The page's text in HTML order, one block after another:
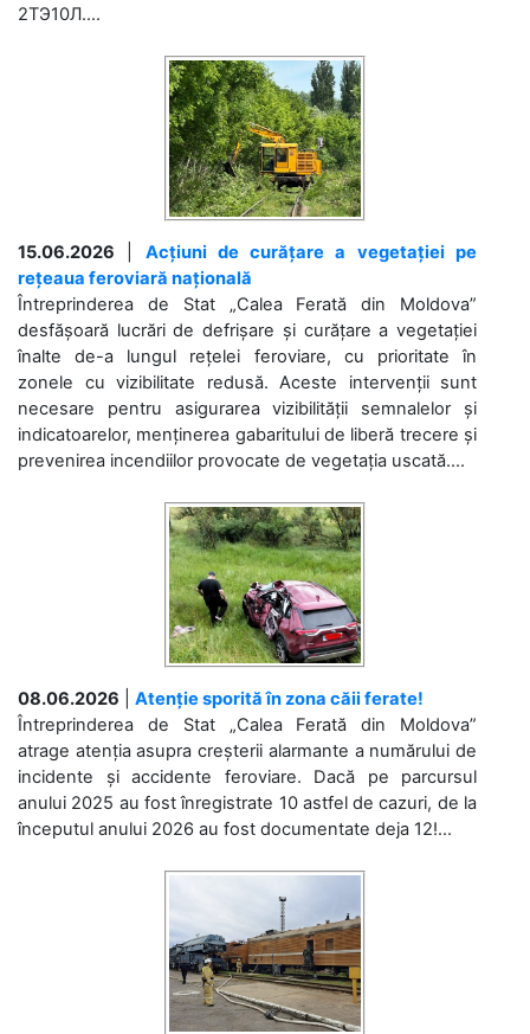
2ТЭ10Л....
15.06.2026
Acțiuni de curățare a vegetației pe
rețeaua feroviară națională
Întreprinderea de Stat „Calea Ferată din Moldova”
desfășoară lucrări de defrișare și curățare a vegetației
înalte de-a lungul rețelei feroviare, cu prioritate în
zonele cu vizibilitate redusă. Aceste intervenții sunt
necesare pentru asigurarea vizibilității semnalelor și
indicatoarelor, menținerea gabaritului de liberă trecere și
prevenirea incendiilor provocate de vegetația uscată....
08.06.2026
Atenție sporită în zona căii ferate!
Întreprinderea de Stat „Calea Ferată din Moldova”
atrage atenția asupra creșterii alarmante a numărului de
incidente și accidente feroviare. Dacă pe parcursul
anului 2025 au fost înregistrate 10 astfel de cazuri, de la
începutul anului 2026 au fost documentate deja 12!...